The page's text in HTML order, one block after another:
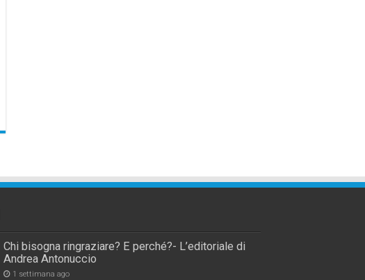
Chi bisogna ringraziare? E perché?- L’editoriale di
Andrea Antonuccio
1 settimana ago